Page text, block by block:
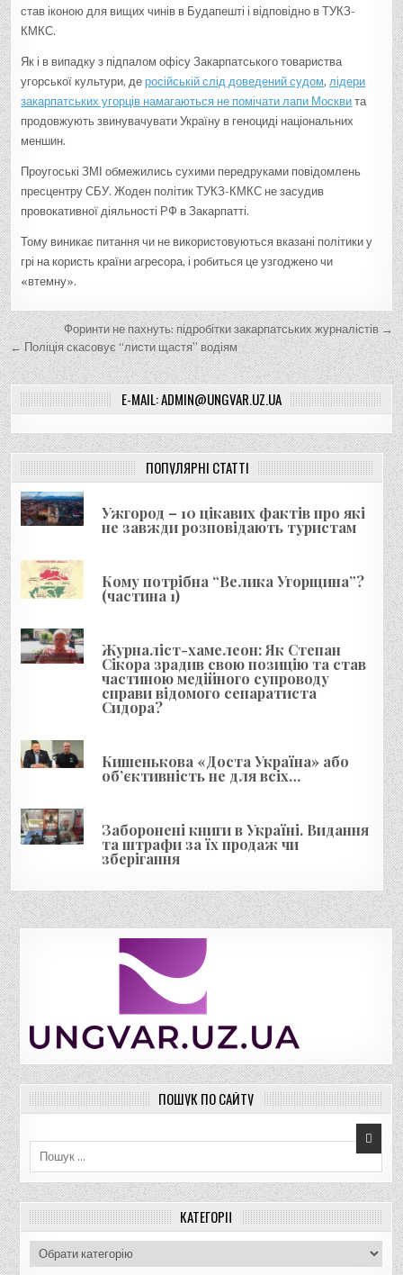
став іконою для вищих чинів в Будапешті і відповідно в ТУКЗ-
КМКС.
Як і в випадку з підпалом офісу Закарпатського товариства
угорської культури, деросійській слід доведений судом, лідери
закарпатських угорців намагаються не помічати лапи Москви та
продовжують звинувачувати Україну в геноциді національних
меншин.
Проугоські ЗМІ обмежились сухими передруками повідомлень
пресцентру СБУ. Жоден політик ТУКЗ-КМКС не засудив
провокативної діяльності РФ в Закарпатті.
Тому виникає питання чи не використовуються вказані політики у
грі на користь країни агресора, і робиться це узгоджено чи
«втемну».
Н
а
в
і
г
а
ц
і
я
з
а
п
и
с
і
в
Форинти не пахнуть: підробітки закарпатських журналістів →
← Поліція скасовує “листи щастя” водіям
E-MAIL: ADMIN@UNGVAR.UZ.UA
ПОПУЛЯРНІ СТАТТІ
Ужгород – 10 цікавих фактів про які
не завжди розповідають туристам
Кому потрібна “Велика Угорщина”?
(частина 1)
Журналіст-хамелеон: Як Степан
Сікора зрадив свою позицію та став
частиною медійного супроводу
справи відомого сепаратиста
Сидора?
Кишенькова «Доста Україна» або
об’єктивність не для всіх…
Заборонені книги в Україні. Видання
та штрафи за їх продаж чи
зберігання
ПОШУК ПО САЙТУ
КАТЕГОРІЇ
а